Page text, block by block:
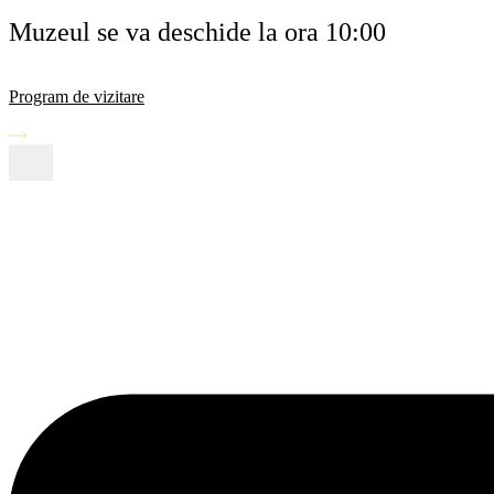
Muzeul se va deschide la ora 10:00
Program de vizitare